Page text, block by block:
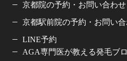
京都院の予約・お問い合わせ
京都駅前院の予約・お問い
LINE予約
AGA専門医が教える発毛ブ